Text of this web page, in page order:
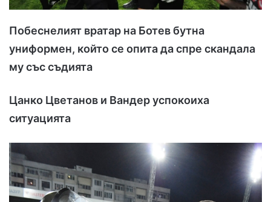
Побеснелият вратар на Ботев бутна
униформен, който се опита да спре скандала
му със съдията
Цанко Цветанов и Вандер успокоиха
ситуацията